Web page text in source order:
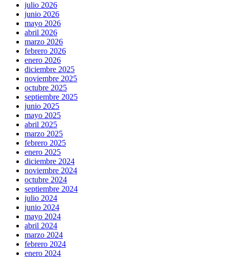
julio 2026
junio 2026
mayo 2026
abril 2026
marzo 2026
febrero 2026
enero 2026
diciembre 2025
noviembre 2025
octubre 2025
septiembre 2025
junio 2025
mayo 2025
abril 2025
marzo 2025
febrero 2025
enero 2025
diciembre 2024
noviembre 2024
octubre 2024
septiembre 2024
julio 2024
junio 2024
mayo 2024
abril 2024
marzo 2024
febrero 2024
enero 2024